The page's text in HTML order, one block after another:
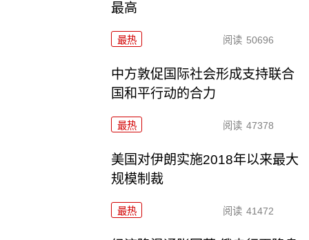
最高
最热 阅读 50696
中方敦促国际社会形成支持联合
国和平行动的合力
最热 阅读 47378
美国对伊朗实施2018年以来最大
规模制裁
最热 阅读 41472